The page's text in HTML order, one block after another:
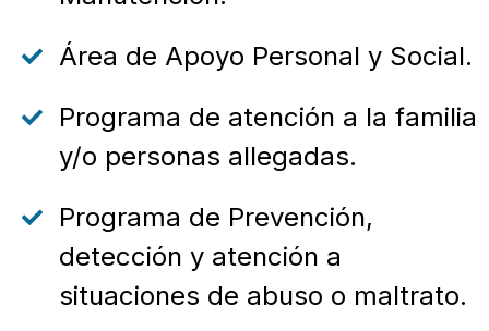
Área de Apoyo Personal y Social.
Programa de atención a la familia
y/o personas allegadas.
Programa de Prevención,
detección y atención a
situaciones de abuso o maltrato.